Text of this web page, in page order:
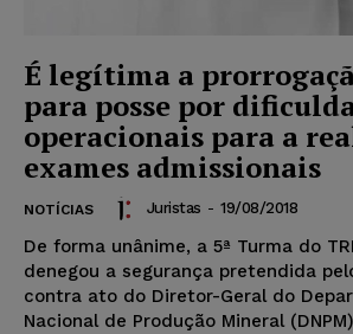
É legítima a
para posse por
operacionais para a
exames admissionais
NOTÍCIAS Juristas - 19/08/2018
De forma unânime, a 5ª Turma do
denegou a segurança pretendida
contra ato do Diretor-Geral do
Nacional de Produção Mineral